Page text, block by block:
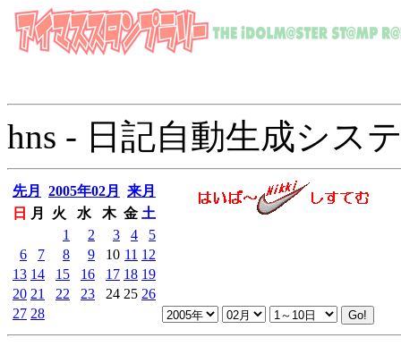
hns - 日記自動生成シス
先月 2005年02月
来月
日
月 火 水 木 金 土
1
2 3 4
5
6
7 8 9 10 11 12
13 14 15 16 17 18 19
20 21 22 23 24 25 26
27 28